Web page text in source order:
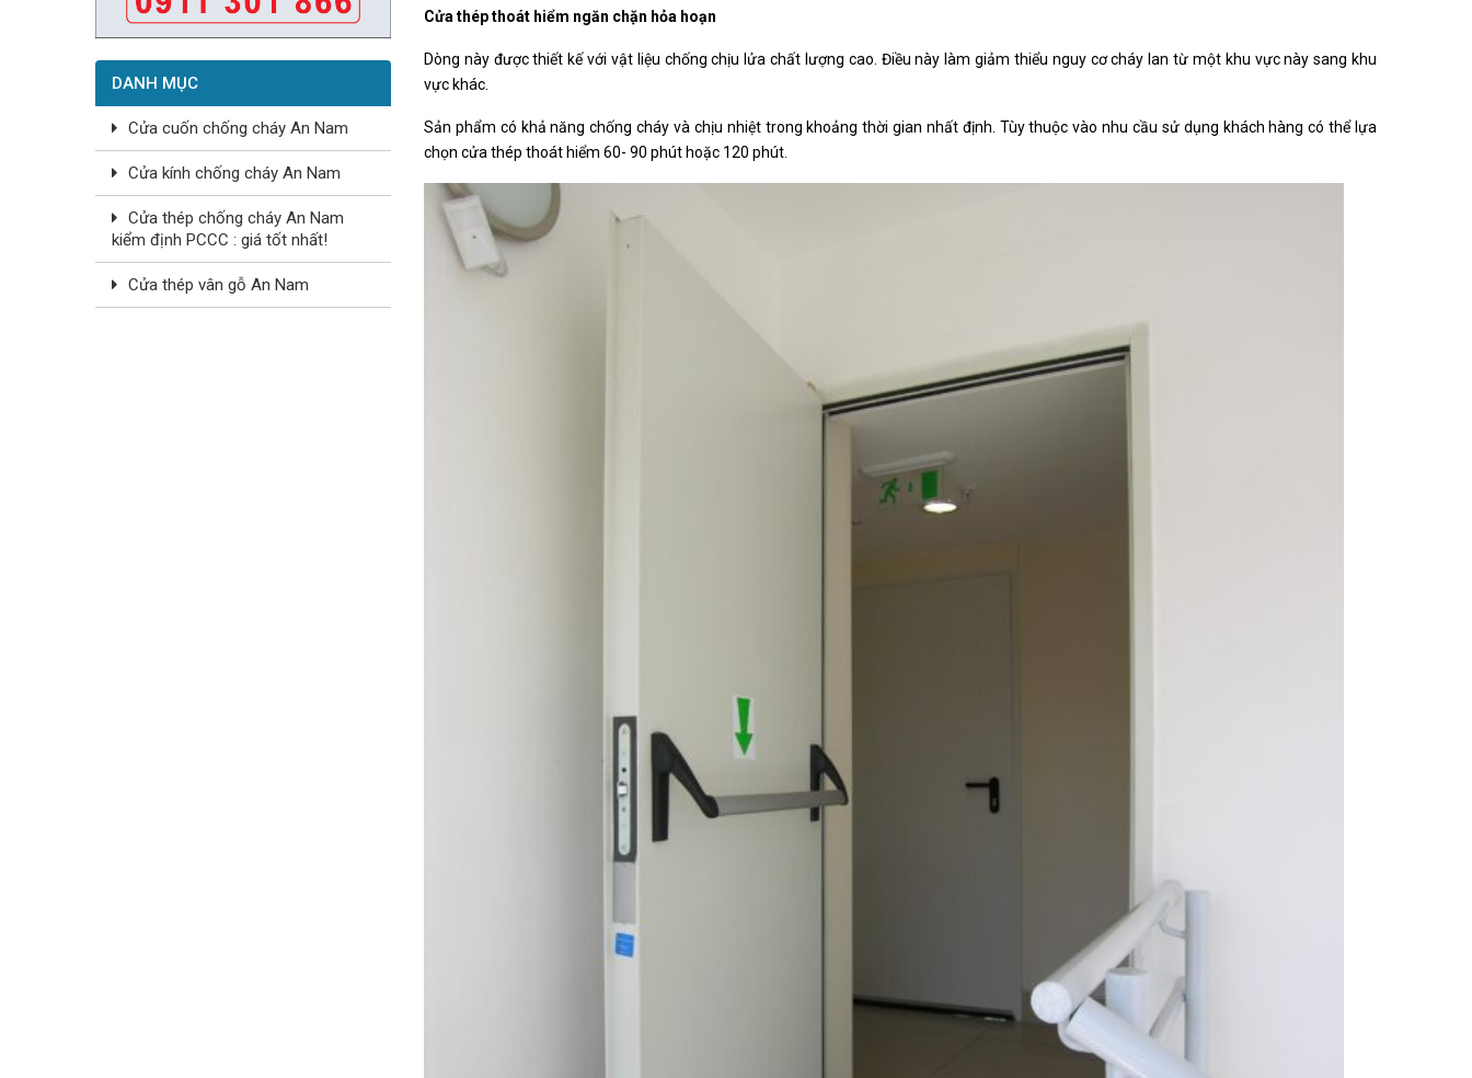
DANH MỤC
Cửa cuốn chống cháy An Nam
Cửa kính chống cháy An Nam
Cửa thép chống cháy An Nam
kiểm định PCCC : giá tốt nhất!
Cửa thép vân gỗ An Nam
Cửa thép thoát hiểm ngăn chặn hỏa hoạn
Dòng này được thiết kế với vật liệu chống chịu lửa chất lượng cao. Điều này làm giảm thiểu nguy cơ cháy lan từ một khu vực này sang khu
vực khác.
Sản phẩm có khả năng chống cháy và chịu nhiệt trong khoảng thời gian nhất định. Tùy thuộc vào nhu cầu sử dụng khách hàng có thể lựa
chọn cửa thép thoát hiểm 60- 90 phút hoặc 120 phút.